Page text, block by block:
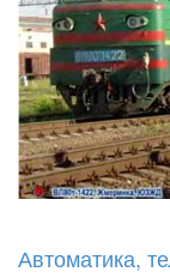
Автоматика,